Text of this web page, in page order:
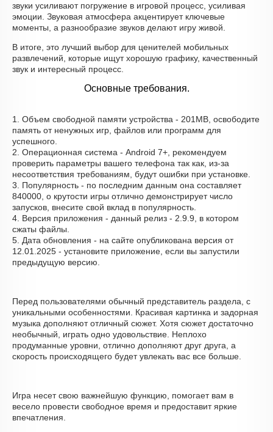
звуки усиливают погружение в игровой процесс, усиливая
эмоции. Звуковая атмосфера акцентирует ключевые
моменты, а разнообразие звуков делают игру живой.
В итоге, это лучший выбор для ценителей мобильных
развлечений, которые ищут хорошую графику, качественный
звук и интересный процесс.
Основные требования.
1. Объем свободной памяти устройства - 201MB, освободите
память от ненужных игр, файлов или программ для
успешного.
2. Операционная система - Android 7+, рекомендуем
проверить параметры вашего телефона так как, из-за
несоответствия требованиям, будут ошибки при установке.
3. Популярность - по последним данным она составляет
840000, о крутости игры отлично демонстрирует число
запусков, внесите свой вклад в популярность.
4. Версия приложения - данный релиз - 2.9.9, в котором
сжаты файлы.
5. Дата обновления - на сайте опубликована версия от
12.01.2025 - установите приложение, если вы запустили
предыдущую версию.
Перед пользователями обычный представитель раздела, с
уникальными особенностями. Красивая картинка и задорная
музыка дополняют отличный сюжет. Хотя сюжет достаточно
необычный, играть одно удовольствие. Неплохо
продуманные уровни, отлично дополняют друг друга, а
скорость происходящего будет увлекать вас все больше.
Игра несет свою важнейшую функцию, помогает вам в
весело провести свободное время и предоставит яркие
впечатления.